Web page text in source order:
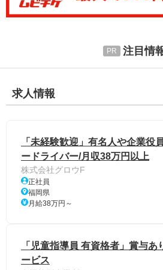
注目情
求人情報
「未経験歓迎」有名人や企業役
ードライバー/月収38万円以上
株式会社グロウF
正社員
福岡県
月給38万円～
「児童指導員 有資格者」賞与
ービス